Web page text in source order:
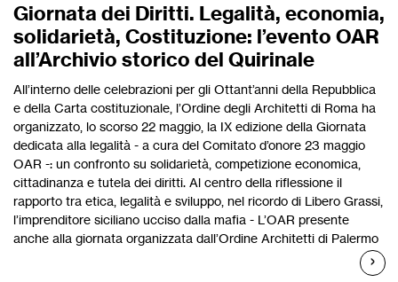
Giornata dei Diritti. Legalità, economia,
solidarietà, Costituzione: l’evento OAR
all’Archivio storico del Quirinale
All’interno delle celebrazioni per gli Ottant’anni della Repubblica
e della Carta costituzionale, l’Ordine degli Architetti di Roma ha
organizzato, lo scorso 22 maggio, la IX edizione della Giornata
dedicata alla legalità - a cura del Comitato d’onore 23 maggio
OAR -: un confronto su solidarietà, competizione economica,
cittadinanza e tutela dei diritti. Al centro della riflessione il
rapporto tra etica, legalità e sviluppo, nel ricordo di Libero Grassi,
l’imprenditore siciliano ucciso dalla mafia - L’OAR presente
anche alla giornata organizzata dall’Ordine Architetti di Palermo